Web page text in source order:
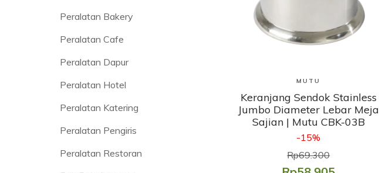
Peralatan Bakery
Peralatan Cafe
Peralatan Dapur
Peralatan Hotel
Peralatan Katering
Peralatan Pengiris
Peralatan Restoran
Lihat Produk
MUTU
Keranjang Sendok Stainless
Jumbo Diameter Lebar Meja
Sajian | Mutu CBK-03B
-15%
Rp69.300